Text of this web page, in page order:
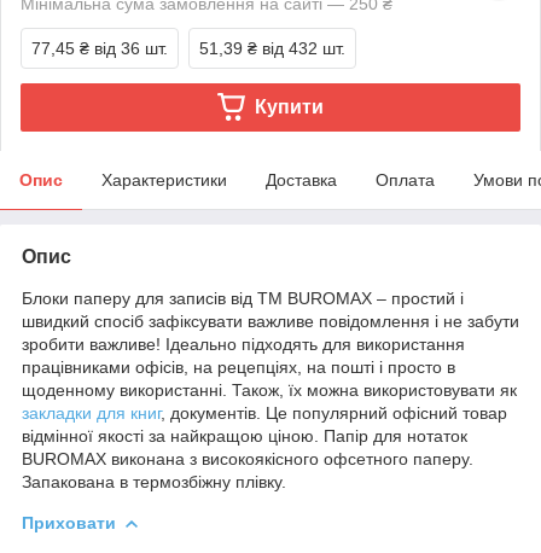
77,45 ₴ від 36 шт. 51,39 ₴ від 432 шт.
Купити
Опис Характеристики Доставка Оплата Умови
Опис
Блоки паперу для записів від ТМ BUROMAX – простий і
швидкий спосіб зафіксувати важливе повідомлення і не забути
зробити важливе! Ідеально підходять для використання
працівниками офісів, на рецепціях, на пошті і просто в
щоденному використанні. Також, їх можна використовувати як
закладки для книг, документів. Це популярний офісний товар
відмінної якості за найкращою ціною. Папір для нотаток
BUROMAX виконана з високоякісного офсетного паперу.
Запакована в термозбіжну плівку.
Приховати